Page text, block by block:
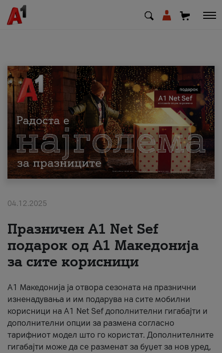
МК EN SQ
Приватни Деловни
Поддршка
Надополни кредит
За нас
#ПодобарОнлајн
04.12.2025
Празничен A1 Net Sеf
подарок од А1 Македонија
за сите корисници
А1 Македонија ја отвора сезоната на празнични
изненадувања и им подарува на сите мобилни
корисници на A1 Net Sef дополнителни гигабајти и
дополнителни опции за размена согласно
тарифниот модел што го користат. Дополнителните
гигабајти може да се разменат за буџет за нов уред,